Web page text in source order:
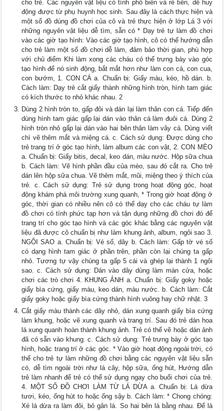
cho trẻ. Các nguyên vật liệu có tính phổ biến và rẻ tiền, dễ huy
động được từ phụ huynh học sinh. Sau đây là cách thực hiện và
một số đồ dùng đồ chơi của cô và trẻ thực hiện ở lớp Lá 3 với
những nguyên vật liệu dễ tìm, sẵn có * Dạy trẻ tự làm đồ chơi
vào các giờ tạo hình: Vào các giờ tạo hình, cô có thể hướng dẫn
cho trẻ làm một số đồ chơi dễ làm, đảm bảo thời gian, phù hợp
với chủ điểm Khi làm xong các cháu có thể trưng bày vào góc
tạo hình để nó sinh động, bắt mắt hơn như làm con cá, con cua,
con bướm, 1. CON CÁ a. Chuẩn bị: Giấy màu, kéo, hồ dán. b.
Cách làm: Dạy trẻ cắt giấy thành những hình tròn, hình tam giác
có kích thước to nhỏ khác nhau. 2
Dùng 2 hình tròn to, gấp đôi và dán lại làm thân con cá. Tiếp đến
dùng hình tam giác gấp lại dán vào thân cá làm đuôi cá. Dùng 2
hình tròn nhỏ gấp lại dán vào hai bên thân làm vây cá. Dùng viết
chì vẽ thêm mắt và miệng cá. c. Cách sử dụng: Được dùng cho
trẻ trang trí ở góc tạo hình, làm album các con vật, 2. CON MÈO
a. Chuẩn bị: Giấy bitis, decal, keo dán, màu nước. Hộp sữa chua
b. Cách làm: Vẽ hình phần đầu của mèo, sau đó cắt ra. Cho trẻ
dán lên hộp sữa chua. Vẽ thêm mắt, mũi, miệng theo ý thích của
trẻ. c. Cách sử dụng: Trẻ sử dụng trong hoạt động góc, hoạt
động khám phá môi trường xung quanh, * Trong giờ hoạt động ở
góc, thời gian có nhiều nên cô có thể dạy cho các cháu tự làm
đồ chơi có tính phức tạp hơn và tận dụng những đồ chơi đó để
trang trí cho góc tạo hình và các góc khác bằng các nguyên vật
liệu đã được cô chuẩn bị như làm khung ảnh, album, ngôi sao 3.
NGÔI SAO a. Chuẩn bị: Vé số, dây b. Cách làm: Gấp tờ vé số
có dạng hình tam giác ở phần trên, phần còn lại chúng ta gấp
nhỏ. Tương tự vậy chúng ta gấp 5 cái và ghép lại thành 1 ngôi
sao. c. Cách sử dụng: Dán vào dây dùng làm màn cửa, hoặc
chơi các trò chơi 4. KHUNG ẢNH a. Chuẩn bị: Giấy goky hoặc
giấy bìa cứng, giấy màu, keo dán, màu nước. b. Cách làm: Cắt
giấy goky hoặc giấy bìa cứng thành hình vuông hay chữ nhật. 3
Cắt giấy màu thành các dây nhỏ, dán xung quanh giấy bìa cứng
làm khung, hoặc vẽ xung quanh và trang trí. Sau đó trẻ dán hoa
lá xung quanh hoàn thành khung ảnh. Trẻ có thể vẽ hoặc dán ảnh
đã có sẵn vào khung. c. Cách sử dụng: Trẻ trưng bày ở góc tạo
hình, hoặc trang trí ở các góc. * Vào giờ hoạt động ngoài trời, có
thể cho trẻ tự làm những đồ chơi bằng các nguyên vật liệu sẵn
có, dễ tìm ngoài trời như lá cây, hộp sữa, ống hút, Hướng dẫn
trẻ làm nhanh để trẻ có thể sử dụng ngay cho buổi chơi của trẻ.
4. MỘT SỐ ĐỒ CHƠI LÀM TỪ LÁ DỪA a. Chuẩn bị: Lá dừa
tươi, kéo, ống hút to hoặc ống sậy b. Cách làm: * Chong chóng:
Xé lá dừa ra làm đôi, bỏ gân lá. So hai bên lá bằng nhau. Để lá